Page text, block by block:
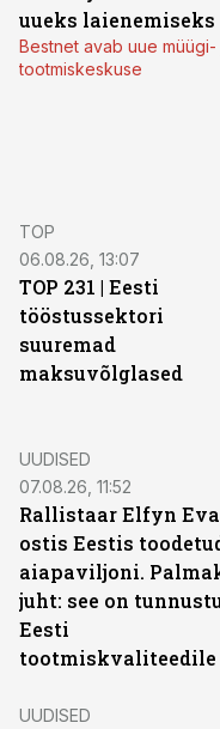
uueks laienemiseks
Bestnet avab uue müügi-
tootmiskeskuse
TOP
06.08.26, 13:07
TOP 231 | Eesti
tööstussektori
suuremad
maksuvõlglased
UUDISED
07.08.26, 11:52
Rallistaar Elfyn
ostis Eestis
aiapaviljoni.
juht: see on
Eesti
tootmiskvaliteedile
UUDISED